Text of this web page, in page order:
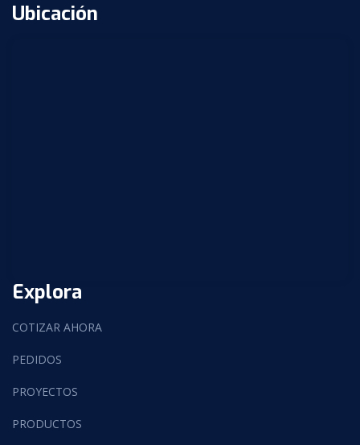
Explora
COTIZAR AHORA
PEDIDOS
PROYECTOS
PRODUCTOS
Ubicación